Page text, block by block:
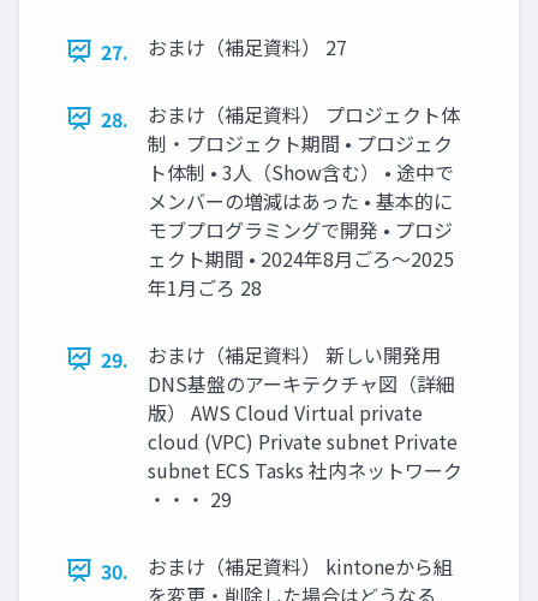
27. おまけ（補足資料） 27
28.
おまけ（補足資料） プロジェクト体
制・プロジェクト期間 • プロジェク
ト体制 • 3人（Show含む） • 途中で
メンバーの増減はあった • 基本的に
モブプログラミングで開発 • プロジ
ェクト期間 • 2024年8月ごろ〜2025
年1月ごろ 28
29.
おまけ（補足資料） 新しい開発用
DNS基盤のアーキテクチャ図（詳細
版） AWS Cloud Virtual private
cloud (VPC) Private subnet Private
subnet ECS Tasks 社内ネットワーク
・・・ 29
30.
おまけ（補足資料） kintoneから組
を変更・削除した場合はどうなる